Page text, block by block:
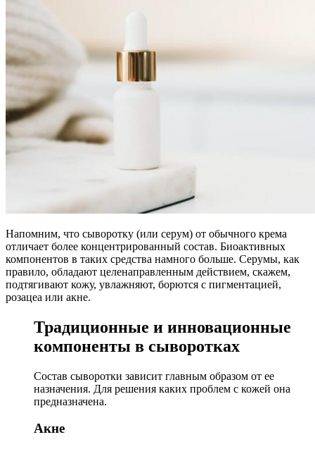
Напомним, что сыворотку (или серум) от обычного крема
отличает более концентрированный состав. Биоактивных
компонентов в таких средства намного больше. Серумы, как
правило, обладают целенаправленным действием, скажем,
подтягивают кожу, увлажняют, борются с пигментацией,
розацеа или акне.
Традиционные и инновационные
компоненты в сыворотках
Состав сыворотки зависит главным образом от ее
назначения. Для решения каких проблем с кожей она
предназначена.
Акне